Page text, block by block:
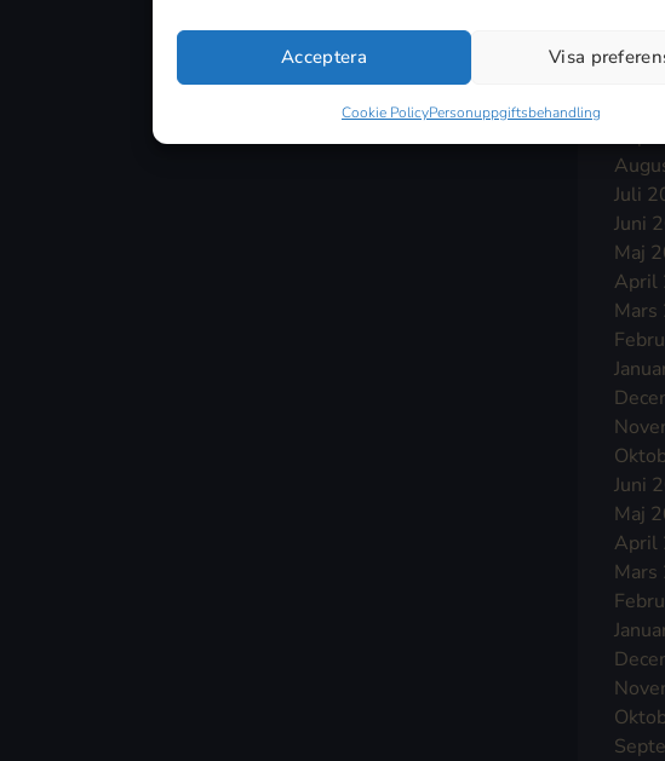
Acceptera Visa
Cookie PolicyPersonuppgiftsbehandling
Juli
Juni
Maj
April
Mars
Juni
Maj
April